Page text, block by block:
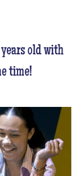
old with
time!